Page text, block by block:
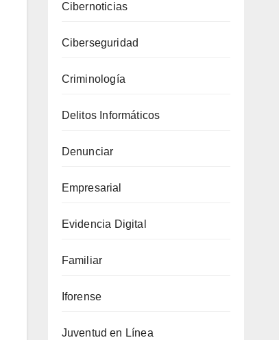
cadena
infección
para
malware
Cibernoticias
Ciberseguridad
Criminología
Delitos Informáticos
Denunciar
Empresarial
Evidencia Digital
Familiar
Iforense
Juventud en Línea